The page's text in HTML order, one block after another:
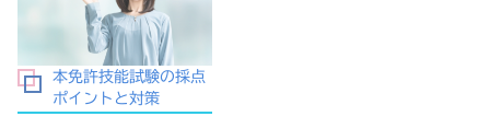
本免許技能試験の採点
ポイントと対策